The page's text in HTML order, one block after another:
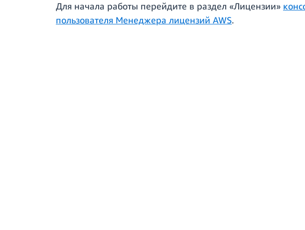
Для начала работы перейдите в раздел «Лицензии»
пользователя Менеджера лицензий AWS.